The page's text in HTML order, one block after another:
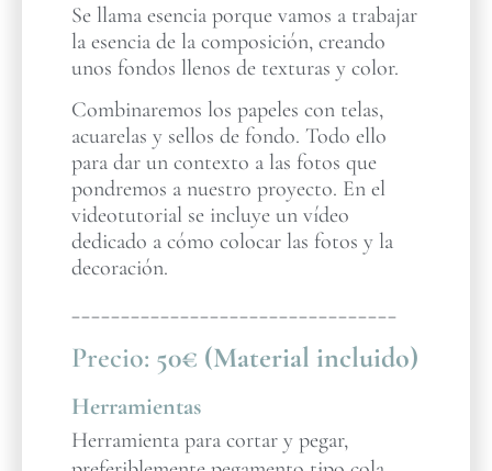
Se llama esencia porque vamos a trabajar
la esencia de la composición, creando
unos fondos llenos de texturas y color.
Combinaremos los papeles con telas,
acuarelas y sellos de fondo. Todo ello
para dar un contexto a las fotos que
pondremos a nuestro proyecto. En el
videotutorial se incluye un vídeo
dedicado a cómo colocar las fotos y la
decoración.
_________________________________
Precio: 50€ (Material incluido)
Herramientas
Herramienta para cortar y pegar,